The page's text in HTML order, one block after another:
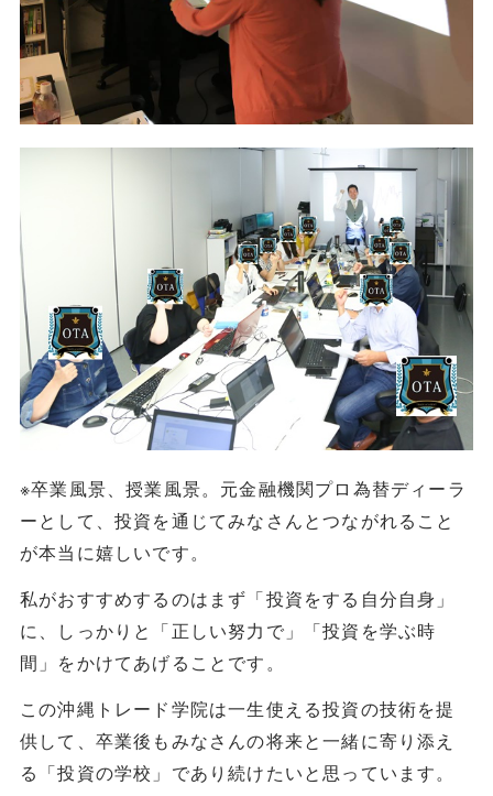
※卒業風景、授業風景。元金融機関プロ為替ディーラ
ーとして、投資を通じてみなさんとつながれること
が本当に嬉しいです。
私がおすすめするのはまず「投資をする自分自身」
に、しっかりと「正しい努力で」「投資を学ぶ時
間」をかけてあげることです。
この沖縄トレード学院は一生使える投資の技術を提
供して、卒業後もみなさんの将来と一緒に寄り添え
る「投資の学校」であり続けたいと思っています。